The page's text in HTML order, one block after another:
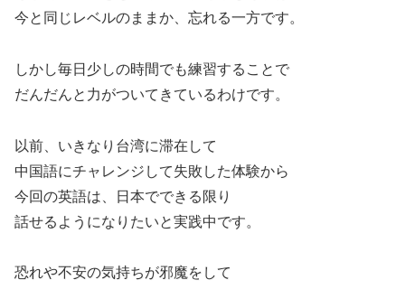
今と同じレベルのままか、忘れる一方です。
しかし毎日少しの時間でも練習することで
だんだんと力がついてきているわけです。
以前、いきなり台湾に滞在して
中国語にチャレンジして失敗した体験から
今回の英語は、日本でできる限り
話せるようになりたいと実践中です。
恐れや不安の気持ちが邪魔をして